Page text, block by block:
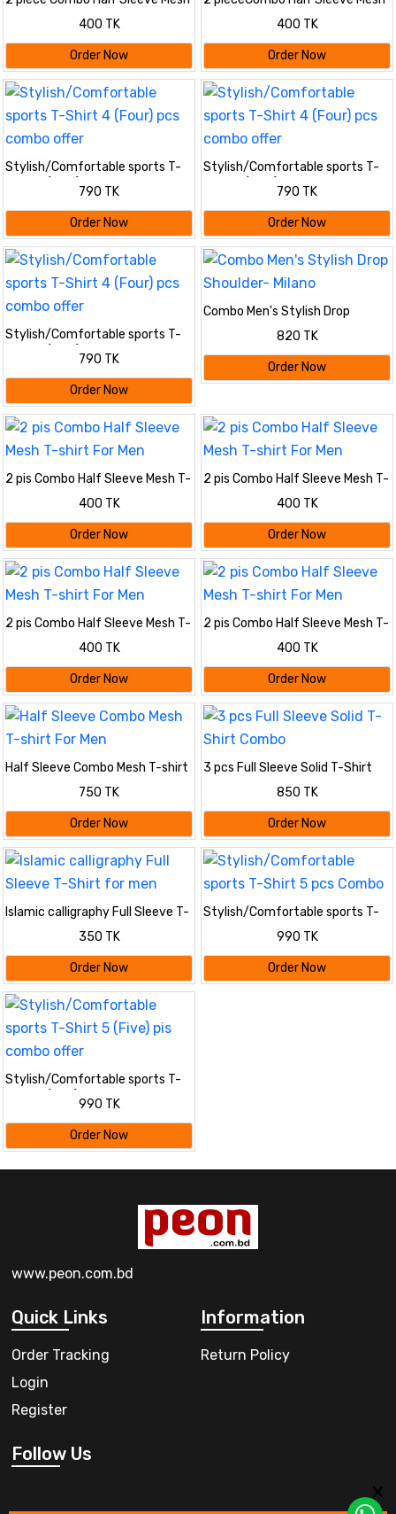
T-shirt For Men
400 TK
Order Now
T-shirt For Men
400 TK
Order Now
Stylish/Comfortable sports T-
Shirt 4 (Four) pcs combo offer
790 TK
Order Now
Stylish/Comfortable sports T-
Shirt 4 (Four) pcs combo offer
790 TK
Order Now
Stylish/Comfortable sports T-
Shirt 4 (Four) pcs combo offer
790 TK
Order Now
Combo Men's Stylish Drop
Shoulder- Milano
820 TK
Order Now
2 pis Combo Half Sleeve Mesh T-
400 TK
Order Now
2 pis Combo Half Sleeve Mesh T-
400 TK
Order Now
2 pis Combo Half Sleeve Mesh T-
400 TK
Order Now
2 pis Combo Half Sleeve Mesh T-
400 TK
Order Now
Half Sleeve Combo Mesh T-shirt
750 TK
Order Now
3 pcs Full Sleeve Solid T-Shirt
850 TK
Order Now
Islamic calligraphy Full Sleeve T-
Shirt for men
350 TK
Order Now
Stylish/Comfortable sports T-
Shirt 5 pcs Combo
990 TK
Order Now
Stylish/Comfortable sports T-
Shirt 5 (Five) pis combo offer
990 TK
Order Now
www.peon.com.bd
Quick Links
Order Tracking
Login
Register
Information
Return Policy
Follow Us